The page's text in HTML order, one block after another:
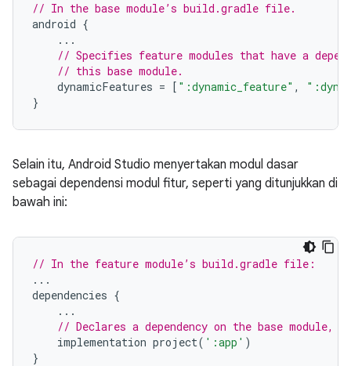
// In the base module’s build.gradle file.
android {
...
// Specifies feature modules that have a
// this base module.
dynamicFeatures = [ ":dynamic_feature" ,
}
Selain itu, Android Studio menyertakan modul dasar
sebagai dependensi modul fitur, seperti yang ditunjukkan di
bawah ini:
// In the feature module’s build.gradle file:
...
dependencies {
...
// Declares a dependency on the base module,
implementation project( ':app' )
}